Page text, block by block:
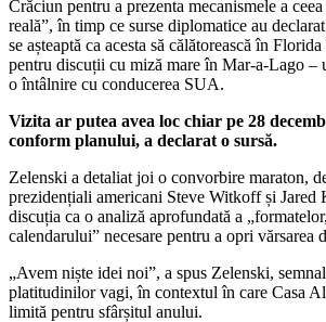
Crăciun pentru a prezenta mecanismele a
reală”, în timp ce surse diplomatice au
se așteaptă ca acesta să călătorească în
pentru discuții cu miză mare în Mar-a-Lago –
o întâlnire cu conducerea SUA.
Vizita ar putea avea loc chiar pe 28
conform planului, a declarat o sursă.
Zelenski a detaliat joi o convorbire maraton,
prezidențiali americani Steve Witkoff și Jared
discuția ca o analiză aprofundată a
calendarului” necesare pentru a opri vărsarea
„Avem niște idei noi”, a spus Zelenski,
platitudinilor vagi, în contextul în care Casa
limită pentru sfârșitul anului.